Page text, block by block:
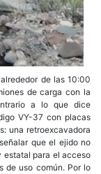
de las 10:00
de carga con la
a lo que dice
VY-37 con placas
una retroexcavadora
que el ejido no
estatal para el acceso
de uso común. Por lo